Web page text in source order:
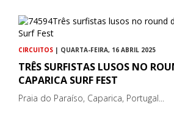
CIRCUITOS | QUARTA-FEIRA, 16 ABRIL 2025
TRÊS SURFISTAS LUSOS NO
CAPARICA SURF FEST
Praia do Paraíso, Caparica, Portugal...